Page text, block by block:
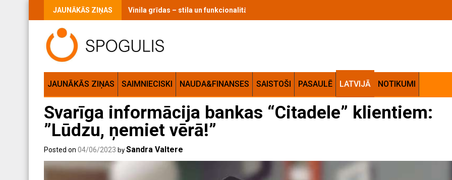
JAUNĀKĀS ZIŅAS Vinila grīdas – stila un funkcionalitātes apvienojums jūsu mājās
JAUNĀKĀS ZIŅAS SAIMNIECISKI NAUDA&FINANSES SAISTOŠI PASAULĒ LATVIJĀ NOTIKUMI
Svarīga informācija bankas “Citadele” klientiem:
”Lūdzu, ņemiet vērā!”
Posted on 04/06/2023 by Sandra Valtere